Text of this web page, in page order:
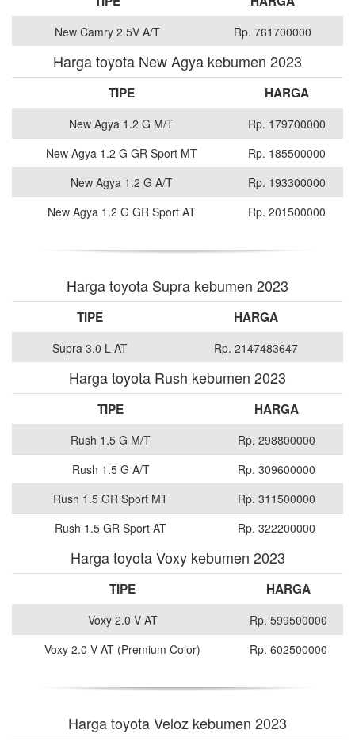
New Camry 2.5V A/T Rp. 761700000
Harga toyota New Agya kebumen 2023
TIPE HARGA
New Agya 1.2 G M/T
Rp. 179700000
New Agya 1.2 G GR Sport MT
Rp. 185500000
New Agya 1.2 G A/T
Rp. 193300000
New Agya 1.2 G GR Sport AT
Rp. 201500000
Harga toyota Supra kebumen 2023
TIPE HARGA
Supra 3.0 L AT Rp. 2147483647
Harga toyota Rush kebumen 2023
TIPE HARGA
Rush 1.5 G M/T
Rp. 298800000
Rush 1.5 G A/T
Rp. 309600000
Rush 1.5 GR Sport MT
Rp. 311500000
Rush 1.5 GR Sport AT
Rp. 322200000
Harga toyota Voxy kebumen 2023
TIPE HARGA
Voxy 2.0 V AT
Rp. 599500000
Voxy 2.0 V AT (Premium Color)
Rp. 602500000
Harga toyota Veloz kebumen 2023